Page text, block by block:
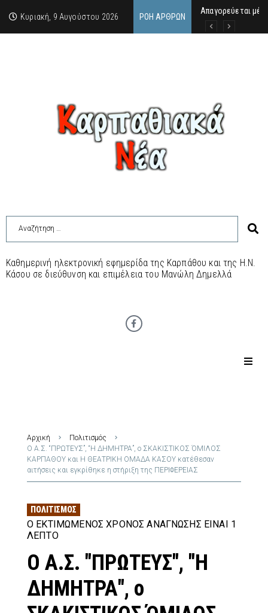
Κυριακή, 9 Αυγούστου 2026 ΡΟΉ ΆΡΘΡΩΝ
Απαγορεύεται
ΙΜΜΑΚΟΛΑΤΑ: 300
9 Αυγούστου 2026:
Καθημερινή ηλεκτρονική εφημερίδα της Καρπάθου και της Η.Ν.
Κάσου σε διεύθυνση και επιμέλεια του Μανώλη Δημελλά
Αρχική
Πολιτισμός
Ο Α.Σ. “ΠΡΩΤΕΥΣ”, “Η ΔΗΜΗΤΡΑ”, ο ΣΚΑΚΙΣΤΙΚΟΣ ΌΜΙΛΟΣ
ΚΑΡΠΑΘΟΥ και Η ΘΕΑΤΡΙΚΗ ΟΜΑΔΑ ΚΑΣΟΥ κατέθεσαν
αιτήσεις και εγκρίθηκε η στήριξη της ΠΕΡΙΦΕΡΕΙΑΣ
ΠΟΛΙΤΙΣΜΌΣ
Ο ΕΚΤΙΜΏΜΕΝΟΣ ΧΡΌΝΟΣ ΑΝΆΓΝΩΣΗΣ ΕΊΝΑΙ 1
ΛΕΠΤΌ
Ο Α.Σ. "ΠΡΩΤΕΥΣ", "Η
ΔΗΜΗΤΡΑ", ο